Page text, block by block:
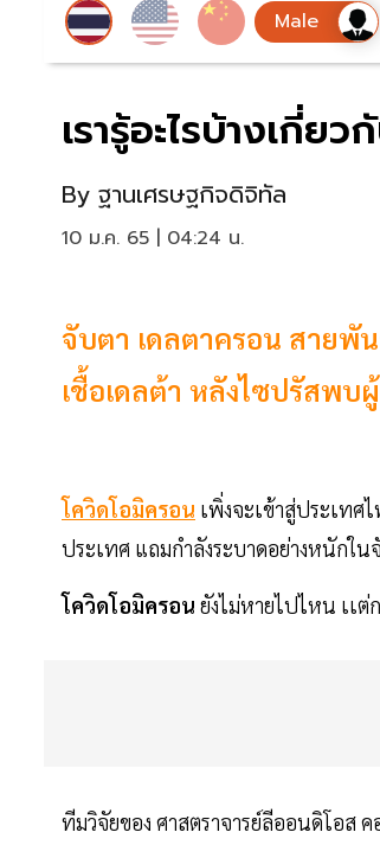
เรารู้อะไรบ้างเกี่ย
By ฐานเศรษฐกิจดิจิทัล
10 ม.ค. 65 | 04:24 น.
จับตา เดลตาครอน สายพั
เชื้อเดลต้า หลังไซปรัสพบ
โควิดโอมิครอน เพิ่งจะเข้าสู่ประเทศ
ประเทศ แถมกำลังระบาดอย่างหนักใน
โควิดโอมิครอน ยังไม่หายไปไหน เเ
ทีมวิจัยของ ศาสตราจารย์ลีออนดิโอส